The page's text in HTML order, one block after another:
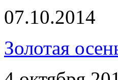
07.10.2014
Золотая